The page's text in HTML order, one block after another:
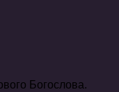
Богослова.